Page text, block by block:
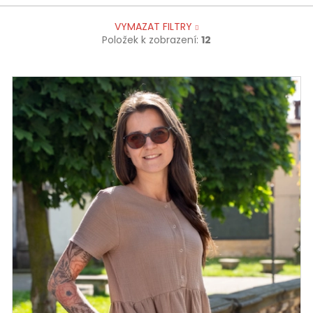
VYMAZAT FILTRY
Položek k zobrazení: 12